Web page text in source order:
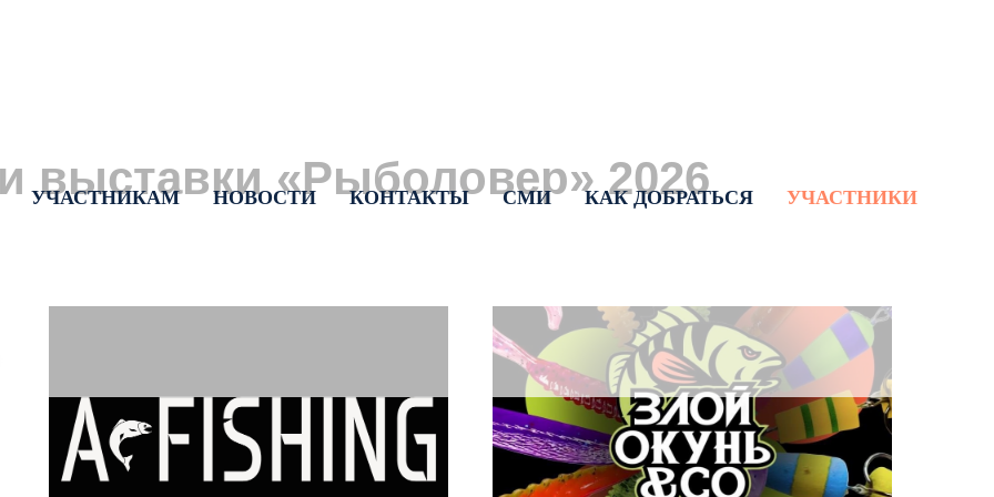
УЧАСТНИКАМ НОВОСТИ КОНТАКТЫ СМИ КАК ДОБРАТЬСЯ УЧАСТНИКИ
выставки«Рыболовер»2026